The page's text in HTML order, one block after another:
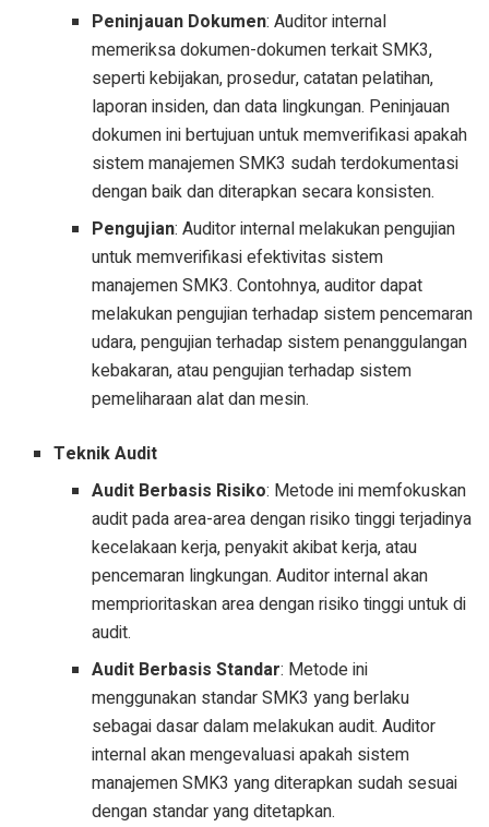
Peninjauan Dokumen: Auditor internal
memeriksa dokumen-dokumen terkait SMK3,
seperti kebijakan, prosedur, catatan pelatihan,
laporan insiden, dan data lingkungan. Peninjauan
dokumen ini bertujuan untuk memverifikasi apakah
sistem manajemen SMK3 sudah terdokumentasi
dengan baik dan diterapkan secara konsisten.
Pengujian: Auditor internal melakukan pengujian
untuk memverifikasi efektivitas sistem
manajemen SMK3. Contohnya, auditor dapat
melakukan pengujian terhadap sistem pencemaran
udara, pengujian terhadap sistem penanggulangan
kebakaran, atau pengujian terhadap sistem
pemeliharaan alat dan mesin.
Teknik Audit
Audit Berbasis Risiko: Metode ini memfokuskan
audit pada area-area dengan risiko tinggi terjadinya
kecelakaan kerja, penyakit akibat kerja, atau
pencemaran lingkungan. Auditor internal akan
memprioritaskan area dengan risiko tinggi untuk di
audit.
Audit Berbasis Standar: Metode ini
menggunakan standar SMK3 yang berlaku
sebagai dasar dalam melakukan audit. Auditor
internal akan mengevaluasi apakah sistem
manajemen SMK3 yang diterapkan sudah sesuai
dengan standar yang ditetapkan.